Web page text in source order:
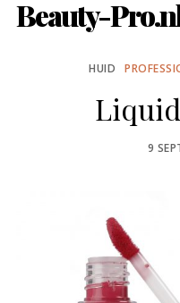
Beauty-
HUID
9